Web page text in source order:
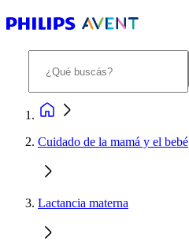
Cuidado de la mamá y el bebé
Lactancia materna